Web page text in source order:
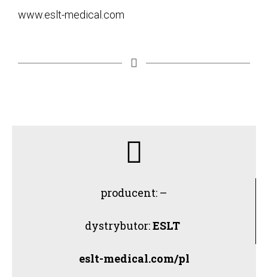
www.eslt-medical.com
producent: –
dystrybutor:ESLT
eslt-medical.com/pl